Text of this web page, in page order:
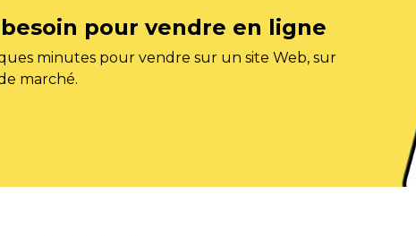
pour vendre en ligne
minutes pour vendre sur un site Web, sur
marché.